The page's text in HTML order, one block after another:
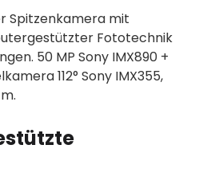
Spitzenkamera mit
Fototechnik
50 MP Sony IMX890 +
112° Sony IMX355,